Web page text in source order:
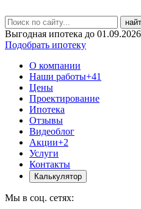
Выгодная ипотека до 01.09.2026
Подобрать ипотеку
О компании
Наши работы+41
Цены
Проектирование
Ипотека
Отзывы
Видеоблог
Акции+2
Услуги
Контакты
Калькулятор
Мы в соц. сетях: